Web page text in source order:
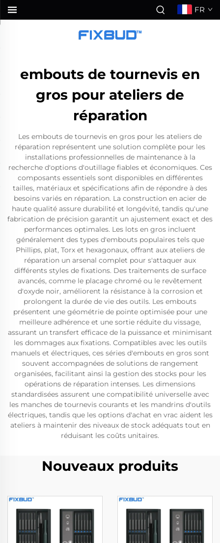
FR
embouts de tournevis en
gros pour ateliers de
réparation
Les embouts de tournevis en gros pour les ateliers de
réparation représentent une solution complète pour les
installations professionnelles de maintenance à la
recherche d'options d'outillage fiables et économiques. Ces
composants essentiels sont disponibles en différentes
tailles, matériaux et spécifications afin de répondre à des
besoins variés en réparation. La construction en acier de
haute qualité assure durabilité et longévité, tandis qu'une
fabrication de précision garantit un ajustement exact et des
performances optimales. Les lots en gros incluent
généralement des types d'embouts populaires tels que
Phillips, plat, Torx et hexagonaux, offrant aux ateliers de
réparation un arsenal complet pour s'attaquer aux
différents styles de fixations. Des traitements de surface
avancés, comme le placage chromé ou le revêtement
d'oxyde noir, améliorent la résistance à la corrosion et
prolongent la durée de vie des outils. Les embouts
présentent une géométrie de pointe optimisée pour une
meilleure adhérence et une sortie réduite du vissage,
assurant un transfert efficace de la puissance et minimisant
les dommages aux fixations. Compatibles avec les outils
manuels et électriques, ces séries d'embouts en gros sont
souvent accompagnées de solutions de rangement
organisées, facilitant ainsi la gestion des stocks pour les
opérations de réparation intenses. Les dimensions
standardisées assurent une compatibilité universelle avec
les manches de tournevis courants et les mandrins d'outils
électriques, tandis que les options d'achat en vrac aident les
ateliers à maintenir des niveaux de stock adéquats tout en
réduisant les coûts unitaires.
Nouveaux produits